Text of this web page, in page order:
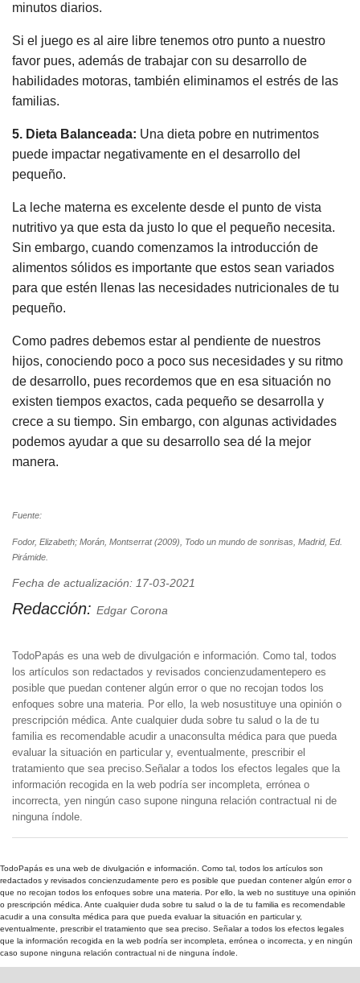
minutos diarios.
Si el juego es al aire libre tenemos otro punto a nuestro
favor pues, además de trabajar con su desarrollo de
habilidades motoras, también eliminamos el estrés de las
familias.
5. Dieta Balanceada: Una dieta pobre en nutrimentos
puede impactar negativamente en el desarrollo del
pequeño.
La leche materna es excelente desde el punto de vista
nutritivo ya que esta da justo lo que el pequeño necesita.
Sin embargo, cuando comenzamos la introducción de
alimentos sólidos es importante que estos sean variados
para que estén llenas las necesidades nutricionales de tu
pequeño.
Como padres debemos estar al pendiente de nuestros
hijos, conociendo poco a poco sus necesidades y su ritmo
de desarrollo, pues recordemos que en esa situación no
existen tiempos exactos, cada pequeño se desarrolla y
crece a su tiempo. Sin embargo, con algunas actividades
podemos ayudar a que su desarrollo sea dé la mejor
manera.
Fuente:
Fodor, Elizabeth; Morán, Montserrat (2009), Todo un mundo de sonrisas, Madrid, Ed.
Pirámide.
Fecha de actualización: 17-03-2021
Redacción: Edgar Corona
TodoPapás es una web de divulgación e información. Como tal, todos
los artículos son redactados y revisados concienzudamentepero es
posible que puedan contener algún error o que no recojan todos los
enfoques sobre una materia. Por ello, la web nosustituye una opinión o
prescripción médica. Ante cualquier duda sobre tu salud o la de tu
familia es recomendable acudir a unaconsulta médica para que pueda
evaluar la situación en particular y, eventualmente, prescribir el
tratamiento que sea preciso.Señalar a todos los efectos legales que la
información recogida en la web podría ser incompleta, errónea o
incorrecta, yen ningún caso supone ninguna relación contractual ni de
ninguna índole.
TodoPapás es una web de divulgación e información. Como tal, todos los artículos son
redactados y revisados concienzudamente pero es posible que puedan contener algún error o
que no recojan todos los enfoques sobre una materia. Por ello, la web no sustituye una opinión
o prescripción médica. Ante cualquier duda sobre tu salud o la de tu familia es recomendable
acudir a una consulta médica para que pueda evaluar la situación en particular y,
eventualmente, prescribir el tratamiento que sea preciso. Señalar a todos los efectos legales
que la información recogida en la web podría ser incompleta, errónea o incorrecta, y en ningún
caso supone ninguna relación contractual ni de ninguna índole.